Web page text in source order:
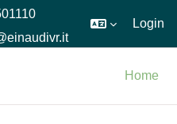
Login
Home